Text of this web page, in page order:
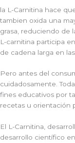
la L-Carnitina hace
tambien oxida una
grasa, reduciendo de
L-carnitina participa
de cadena larga en
Pero antes del
cuidadosamente.
fines educativos por
recetas u orientación
El L-Carnitina,
desarrollo científico